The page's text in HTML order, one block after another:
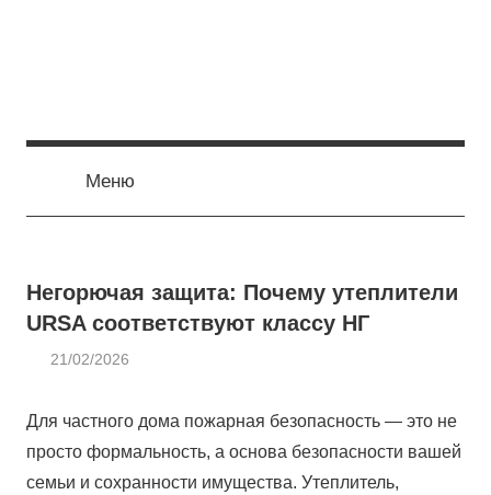
Меню
Негорючая защита: Почему утеплители
URSA соответствуют классу НГ
21/02/2026
Для частного дома пожарная безопасность — это не
просто формальность, а основа безопасности вашей
семьи и сохранности имущества. Утеплитель,